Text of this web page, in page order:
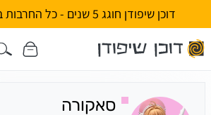
דוכן שיפודן חוגג 5 שנים - כל החרבות במבצע! ⭐
סאקורה